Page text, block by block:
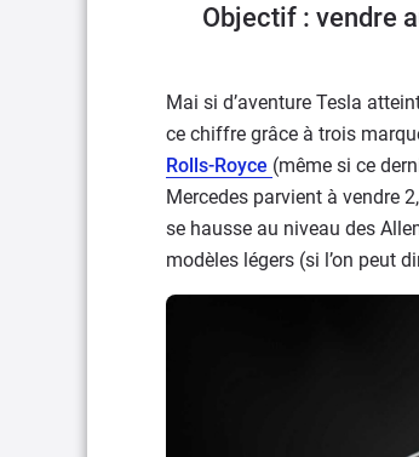
Objectif : vendre
Mai si d’aventure Tesla
ce chiffre grâce à trois
Rolls-Royce (même si ce
Mercedes parvient à vendre
se hausse au niveau des
modèles légers (si l’on peut